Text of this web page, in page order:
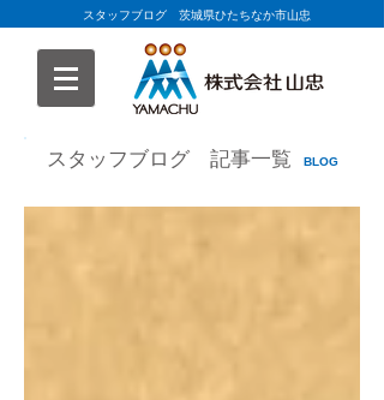
スタッフブログ 茨城県ひたちなか市山忠
スタッフブログ 記事一覧 BLOG